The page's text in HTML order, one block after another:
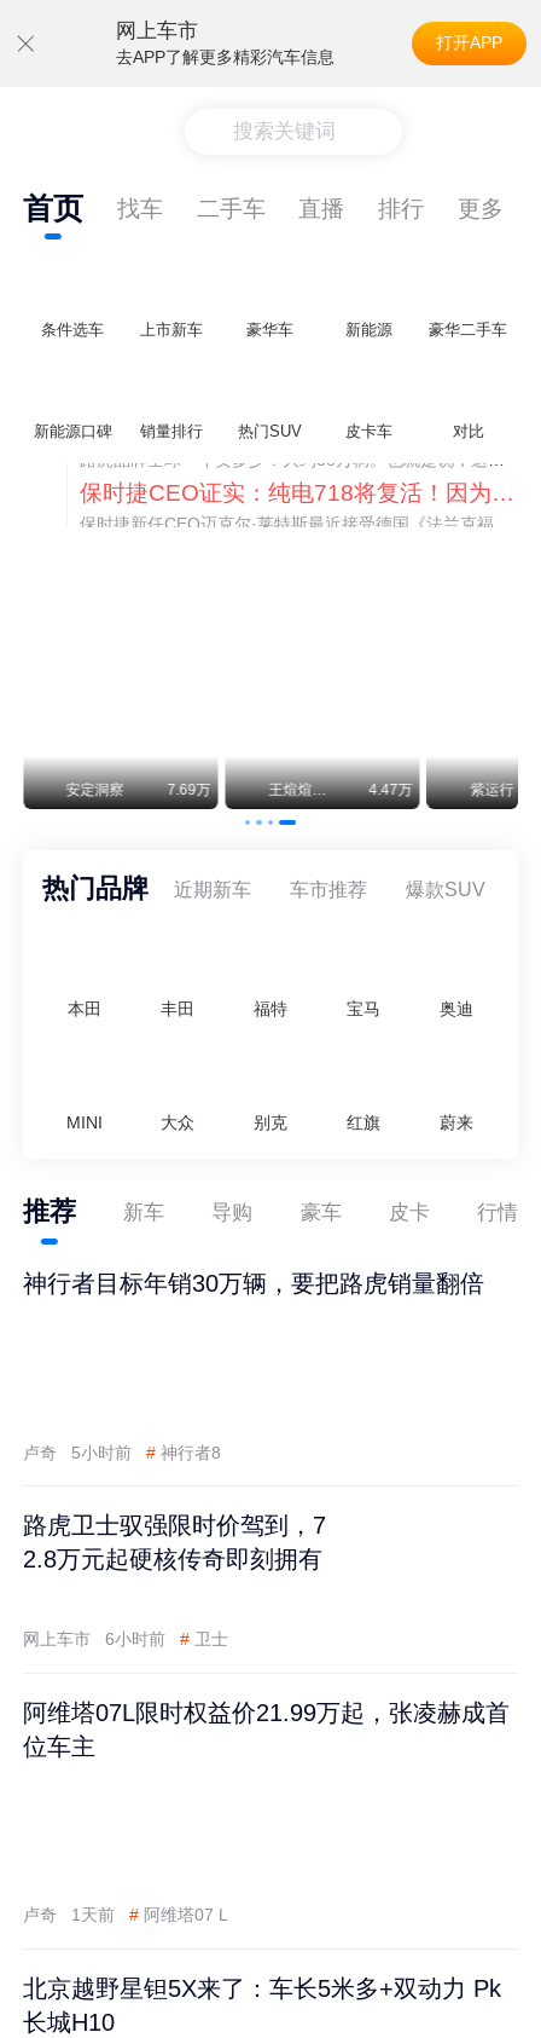
网上车市
去APP了解更多精彩汽车信息
打开APP
搜索关键词
首页 找车 二手车 直播 排行 更多
条件选车 上市新车 豪华车 新能源 豪华二手车
新能源口碑 销量排行 热门SUV 皮卡车 对比
神行者目标年销30万辆，要把路虎销量翻倍
保时捷CEO证实：纯电718将复活！因为奥迪需要
安定洞察 7.69万 王煊煊的爱车日记 4.47万 紫运行
热门品牌 近期新车 车市推荐 爆款SUV
本田 丰田 福特 宝马 奥迪
MINI 大众 别克 红旗 蔚来
推荐 新车 导购 豪车 皮卡 行情
神行者目标年销30万辆，要把路虎销量翻倍
卢奇 5小时前 # 神行者8
路虎卫士驭强限时价驾到，7
2.8万元起硬核传奇即刻拥有
网上车市 6小时前 # 卫士
阿维塔07L限时权益价21.99万起，张凌赫成首
位车主
卢奇 1天前 # 阿维塔07 L
北京越野星钽5X来了：车长5米多+双动力 Pk
长城H10